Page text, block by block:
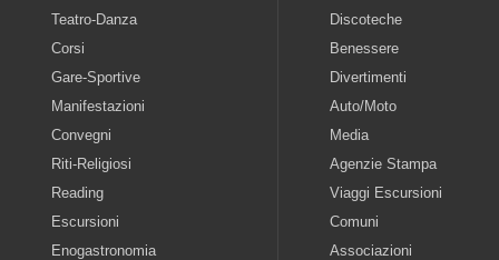
Teatro-Danza
Corsi
Gare-Sportive
Manifestazioni
Convegni
Riti-Religiosi
Reading
Escursioni
Enogastronomia
Discoteche
Benessere
Divertimenti
Auto/Moto
Media
Agenzie Stampa
Viaggi Escursioni
Comuni
Associazioni